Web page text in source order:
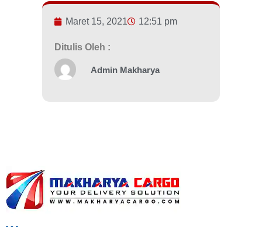
Maret 15, 2021 12:51 pm
Ditulis Oleh :
Admin Makharya